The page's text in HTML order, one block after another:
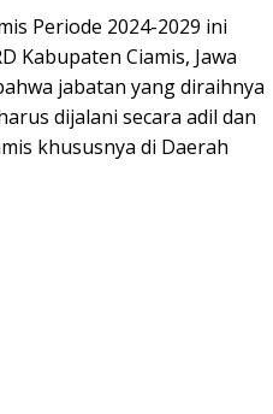
Periode 2024-2029 ini
Kabupaten Ciamis, Jawa
jabatan yang diraihnya
dijalani secara adil dan
khususnya di Daerah